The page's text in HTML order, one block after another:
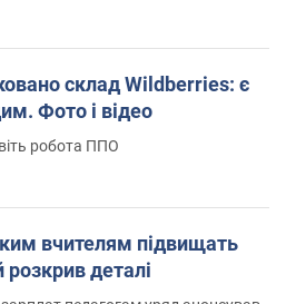
склад Wildberries: є
Фото і відео
робота ППО
вчителям підвищать
деталі